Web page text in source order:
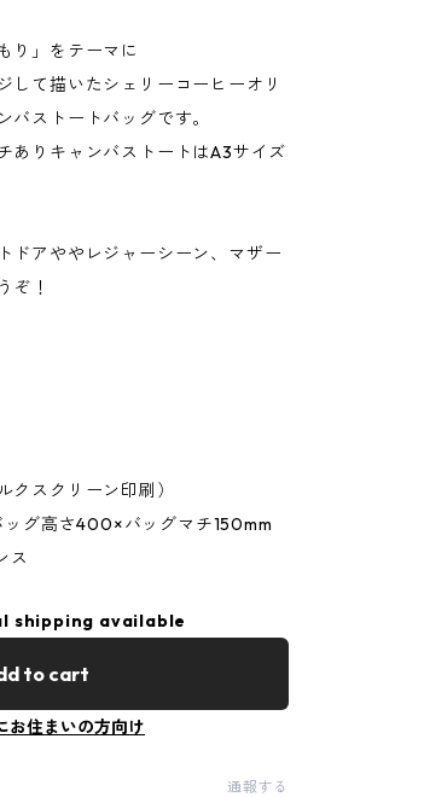
り」をテーマに
して描いたシェリーコーヒーオリ
バストートバッグです。
ありキャンバストートはA3サイズ
ドアややレジャーシーン、マザー
ぞ！
クスクリーン印刷）
グ高さ400×バッグマチ150mm
ス
shipping available
to cart
お住まいの方向け
通報する